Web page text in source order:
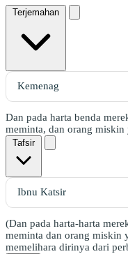
Terjemahan
Dan pada harta benda
meminta, dan orang
Tafsir
(Dan pada harta-harta
meminta dan orang miskin
memelihara dirinya dari